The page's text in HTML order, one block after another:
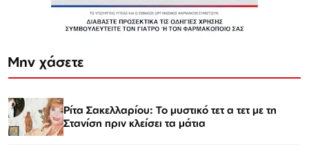
Μην χάσετε
Ρίτα Σακελλαρίου: Το μυστικό τετ α τετ με τη
Στανίση πριν κλείσει τα μάτια